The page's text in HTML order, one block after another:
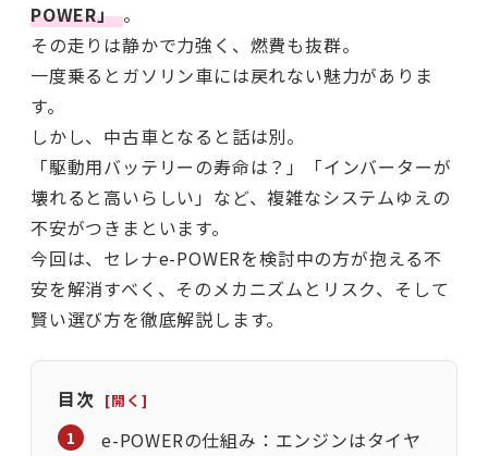
POWER」。
その走りは静かで力強く、燃費も抜群。
一度乗るとガソリン車には戻れない魅力がありま
す。
しかし、中古車となると話は別。
「駆動用バッテリーの寿命は？」「インバーターが
壊れると高いらしい」など、複雑なシステムゆえの
不安がつきまといます。
今回は、セレナe-POWERを検討中の方が抱える不
安を解消すべく、そのメカニズムとリスク、そして
賢い選び方を徹底解説します。
目次
e-POWERの仕組み：エンジンはタイヤ